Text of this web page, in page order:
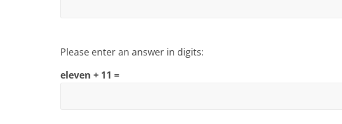
Please enter an answer in digits:
eleven + 11 =